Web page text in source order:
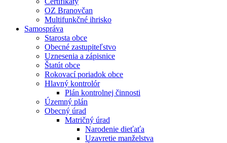
OZ Branovčan
Multifunkčné ihrisko
Samospráva
Starosta obce
Obecné zastupiteľstvo
Uznesenia a zápisnice
Štatút obce
Rokovací poriadok obce
Hlavný kontrolór
Plán kontrolnej činnosti
Územný plán
Obecný úrad
Matričný úrad
Narodenie dieťaťa
Uzavretie manželstva